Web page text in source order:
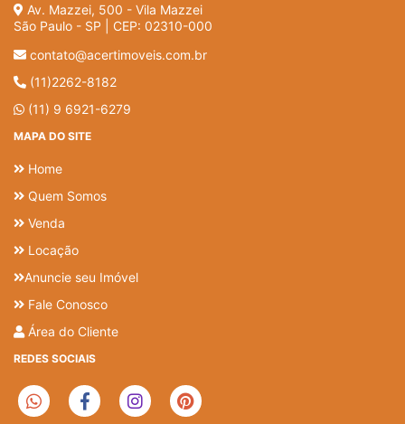
Av. Mazzei, 500 - Vila Mazzei
São Paulo - SP | CEP: 02310-000
contato@acertimoveis.com.br
(11)2262-8182
(11) 9 6921-6279
MAPA DO SITE
Home
Quem Somos
Venda
Locação
Anuncie seu Imóvel
Fale Conosco
Área do Cliente
REDES SOCIAIS